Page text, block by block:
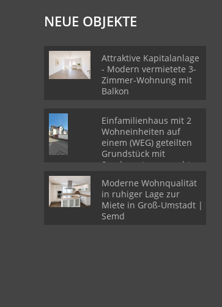
NEUE OBJEKTE
Attraktive Kapitalanlage
- Modern vermietete 3-
Zimmer-Wohnung mit
Balkon
Einfamilienhaus mit 2
Wohneinheiten auf
einem (WEG) geteilten
Grundstück mit
Sondernutzungsrechten
Moderne Wohnqualität
in ruhiger Lage zur
Miete in Groß-Umstadt |
Semd